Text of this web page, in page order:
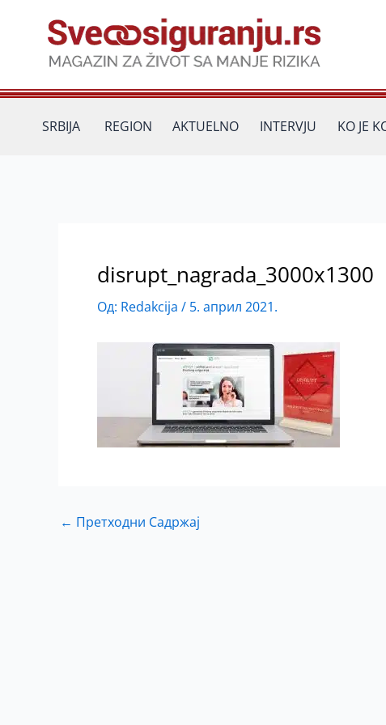
SRBIJA REGION AKTUELNO INTERVJU KO JE
disrupt_nagrada_3000x1300
Од: Redakcija / 5. април 2021.
← Претходни Садржај